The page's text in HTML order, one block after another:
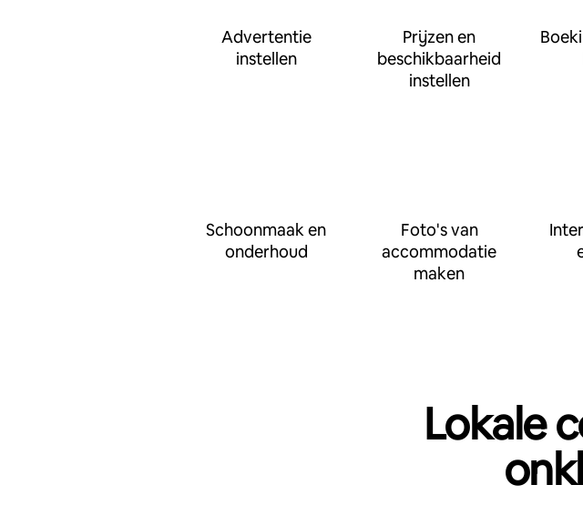
Advertentie
instellen
Prijzen en
beschikbaarheid
instellen
Schoonmaak en
onderhoud
Foto's van
accommodatie
maken
Lokale